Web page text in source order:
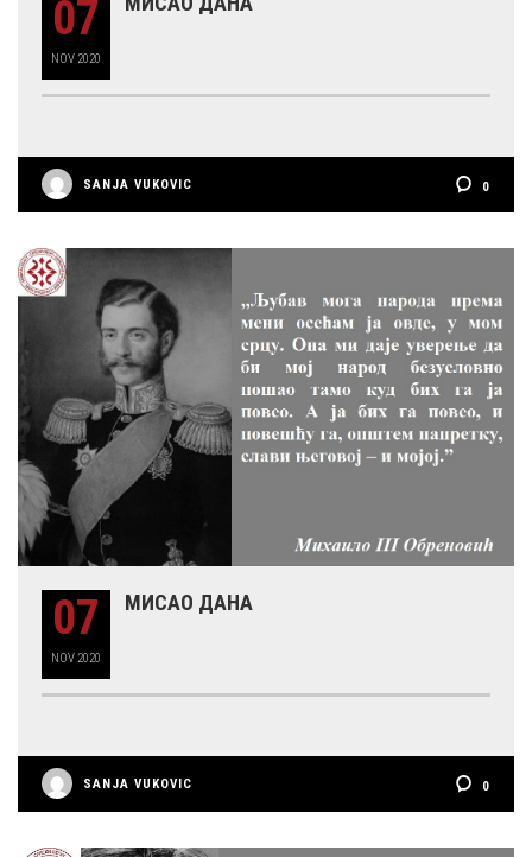
07
NOV 2020
SANJA VUKOVIC 0
07
NOV 2020
МИСАО ДАНА
SANJA VUKOVIC 0